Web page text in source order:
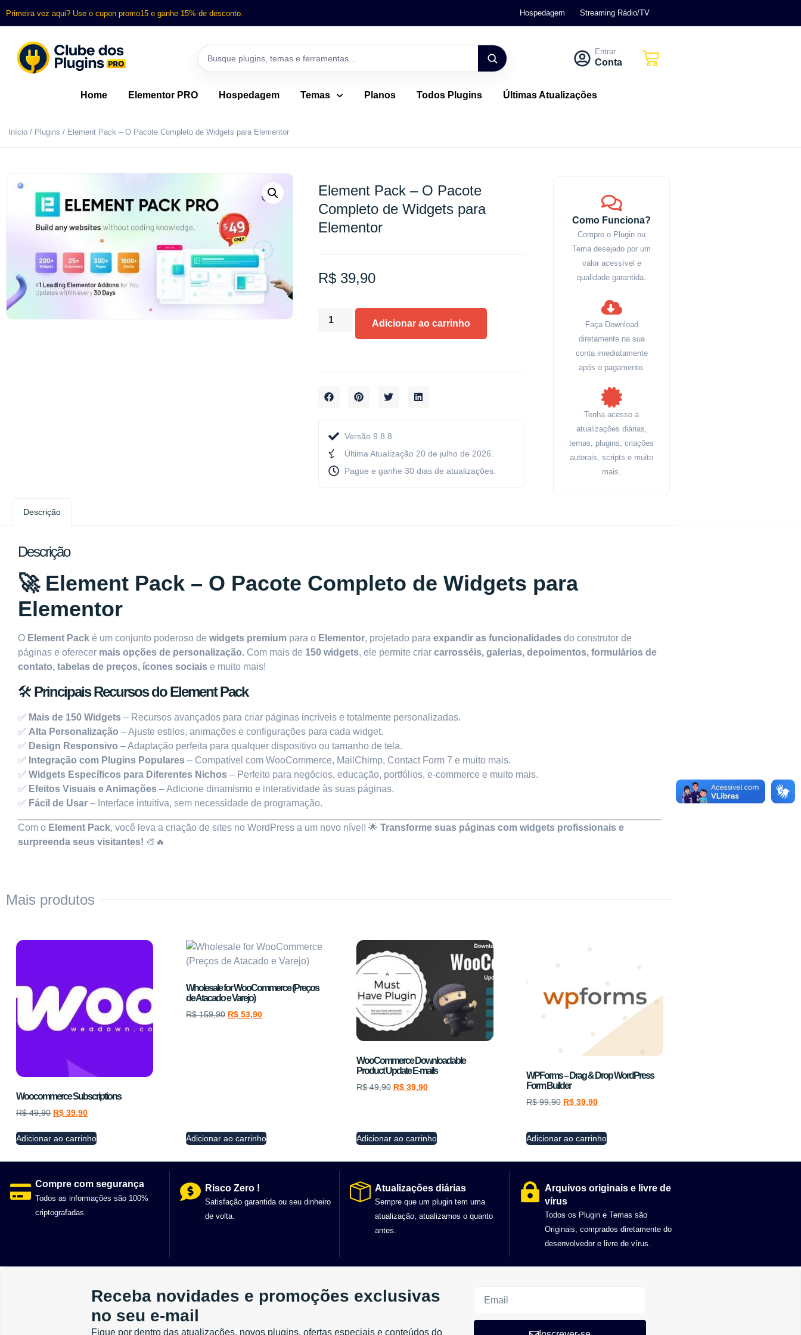
Primeira vez aqui? Use o cupon promo15 e ganhe 15% de desconto. Hospedagem Streaming Rádio/TV
Entrar
Conta
Home Elementor PRO Hospedagem Temas Planos Todos Plugins Últimas Atualizações
Início / Plugins / Element Pack – O Pacote Completo de Widgets para Elementor
Element Pack – O Pacote
Completo de Widgets para
Elementor
R$39,90
Adicionar ao carrinho
Versão 9.8.8
Última Atualização 20 de julho de 2026.
Pague e ganhe 30 dias de atualizações.​
Como Funciona?
Compre o Plugin ou
Tema desejado por um
valor acessível e
qualidade garantida.
Faça Download
diretamente na sua
conta imediatamente
após o pagamento.
Tenha acesso a
atualizações diárias,
temas, plugins, criações
autorais, scripts e muito
mais.
Descrição
Descrição
🚀 Element Pack – O Pacote Completo de Widgets para
Elementor
O Element Pack é um conjunto poderoso de widgets premium para o Elementor, projetado para expandir as funcionalidades do construtor de
páginas e oferecer mais opções de personalização. Com mais de 150 widgets, ele permite criar carrosséis, galerias, depoimentos, formulários de
contato, tabelas de preços, ícones sociais e muito mais!
🛠 Principais Recursos do Element Pack
✅ Mais de 150 Widgets – Recursos avançados para criar páginas incríveis e totalmente personalizadas.
✅ Alta Personalização – Ajuste estilos, animações e configurações para cada widget.
✅ Design Responsivo – Adaptação perfeita para qualquer dispositivo ou tamanho de tela.
✅ Integração com Plugins Populares – Compatível com WooCommerce, MailChimp, Contact Form 7 e muito mais.
✅ Widgets Específicos para Diferentes Nichos – Perfeito para negócios, educação, portfólios, e-commerce e muito mais.
✅ Efeitos Visuais e Animações – Adicione dinamismo e interatividade às suas páginas.
✅ Fácil de Usar – Interface intuitiva, sem necessidade de programação.
Com o Element Pack, você leva a criação de sites no WordPress a um novo nível! 🌟 Transforme suas páginas com widgets profissionais e
surpreenda seus visitantes! 🎨🔥
Mais produtos
Woocommerce Subscriptions
R$49,90 R$ 39,90
Adicionar ao carrinho
Wholesale for WooCommerce (Preços
de Atacado e Varejo)
R$159,90 R$ 53,90
Adicionar ao carrinho
WooCommerce Downloadable
Product Update E-mails
R$49,90 R$39,90
Adicionar ao carrinho
WPForms – Drag & Drop WordPress
Form Builder
R$99,90 R$39,90
Adicionar ao carrinho
Compre com segurança
Todos as informações são 100%
criptografadas.
Risco Zero !
Satisfação garantida ou seu dinheiro
de volta.
Atualizações diárias
Sempre que um plugin tem uma
atualização, atualizamos o quanto
antes.
Arquivos originais e livre de
vírus
Todos os Plugin e Temas são
Originais, comprados diretamente do
desenvolvedor e livre de vírus.
Receba novidades e promoções exclusivas
no seu e-mail
Fique por dentro das atualizações, novos plugins, ofertas especiais e conteúdos do